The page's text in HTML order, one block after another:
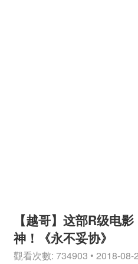
【越哥】这部R级电
神！《永不妥协》
觀看次數: 734903 • 2018-08-